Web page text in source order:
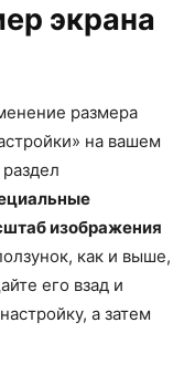
экрана
размера
на вашем
изображения
как и выше,
его взад и
а затем